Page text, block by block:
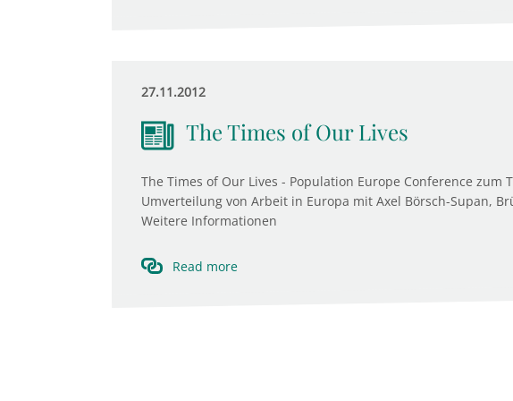
27.11.2012
The Times of Our Lives
The Times of Our Lives - Population Europe Conference zum
Umverteilung von Arbeit in Europa mit Axel Börsch-Supan,
Weitere Informationen
Read more